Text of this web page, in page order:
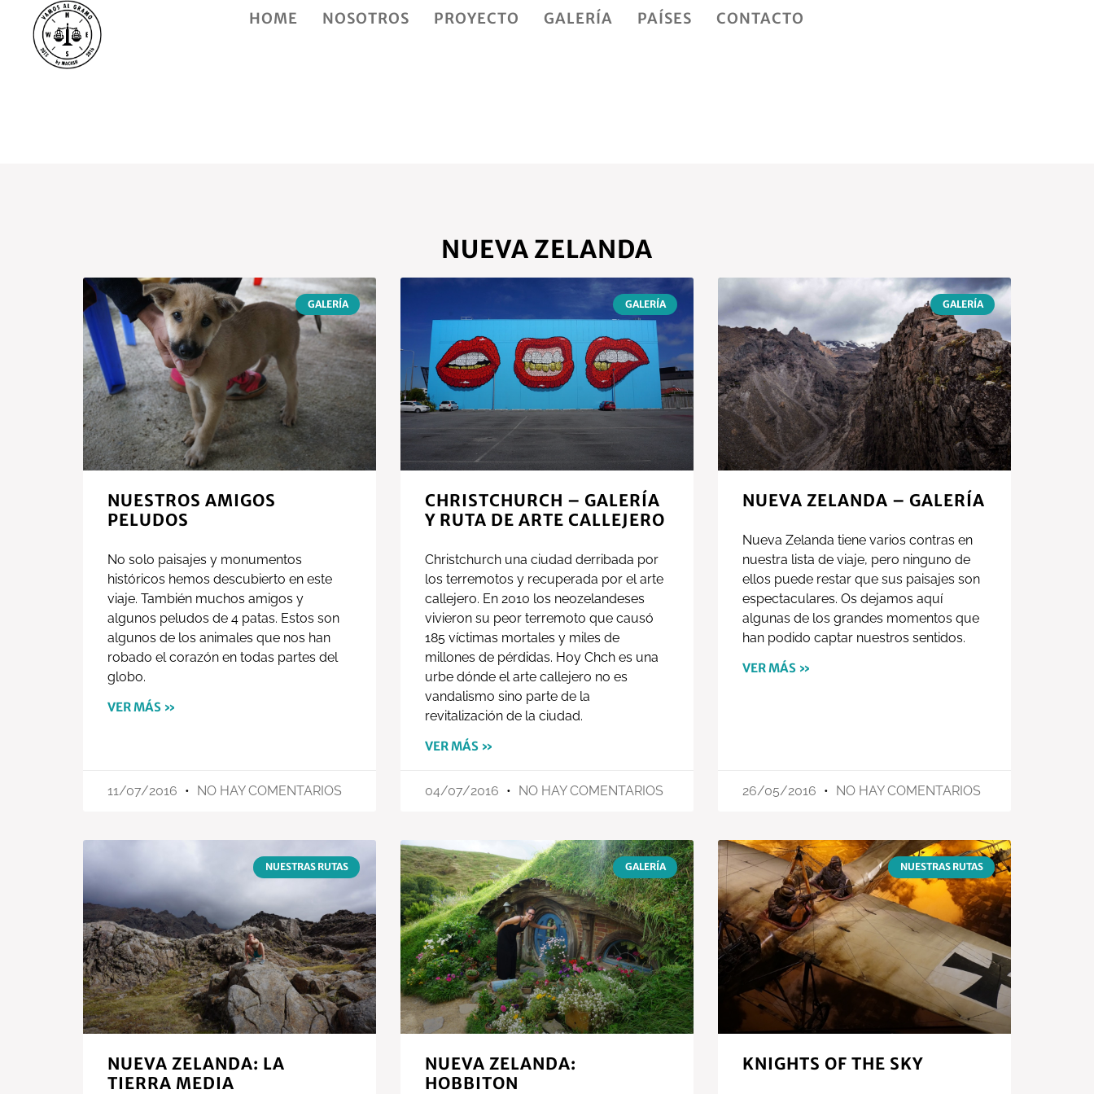
HOME NOSOTROS PROYECTO GALERÍA PAÍSES CONTACTO
NUEVA ZELANDA
GALERÍA
NUESTROS AMIGOS
PELUDOS
No solo paisajes y monumentos
históricos hemos descubierto en este
viaje. También muchos amigos y
algunos peludos de 4 patas. Estos son
algunos de los animales que nos han
robado el corazón en todas partes del
globo.
VER MÁS »
11/07/2016 NO HAY COMENTARIOS
GALERÍA
CHRISTCHURCH – GALERÍA
Y RUTA DE ARTE CALLEJERO
Christchurch una ciudad derribada por
los terremotos y recuperada por el arte
callejero. En 2010 los neozelandeses
vivieron su peor terremoto que causó
185 víctimas mortales y miles de
millones de pérdidas. Hoy Chch es una
urbe dónde el arte callejero no es
vandalismo sino parte de la
revitalización de la ciudad.
VER MÁS »
04/07/2016 NO HAY COMENTARIOS
GALERÍA
NUEVA ZELANDA – GALERÍA
Nueva Zelanda tiene varios contras en
nuestra lista de viaje, pero ninguno de
ellos puede restar que sus paisajes son
espectaculares. Os dejamos aquí
algunas de los grandes momentos que
han podido captar nuestros sentidos.
VER MÁS »
26/05/2016 NO HAY COMENTARIOS
NUESTRAS RUTAS
NUEVA ZELANDA: LA
TIERRA MEDIA
GALERÍA
NUEVA ZELANDA:
HOBBITON
NUESTRAS RUTAS
KNIGHTS OF THE SKY